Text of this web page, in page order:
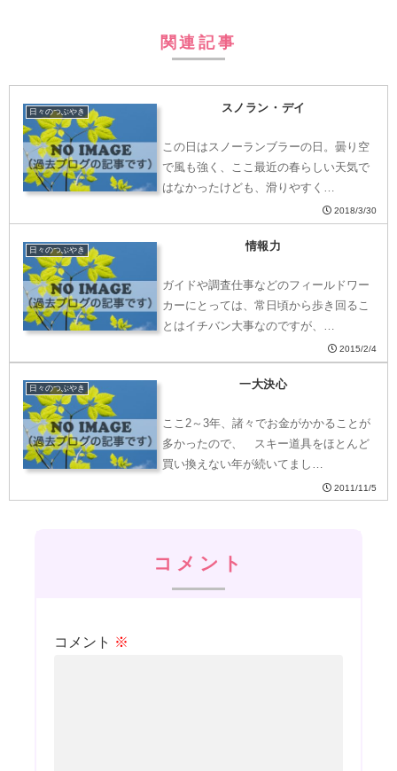
関連記事
日々のつぶやき スノラン・デイ
この日はスノーランブラーの日。曇り空
で風も強く、ここ最近の春らしい天気で
はなかったけども、滑りやすく…
2018/3/30
日々のつぶやき 情報力
ガイドや調査仕事などのフィールドワー
カーにとっては、常日頃から歩き回るこ
とはイチバン大事なのですが、…
2015/2/4
日々のつぶやき 一大決心
ここ2～3年、諸々でお金がかかることが
多かったので、 スキー道具をほとんど
買い換えない年が続いてまし…
2011/11/5
コメント
コメント ※